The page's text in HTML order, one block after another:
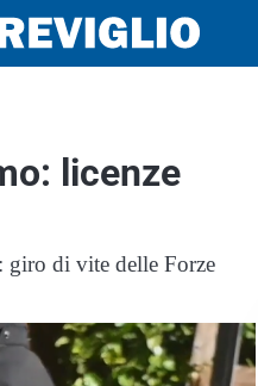
licenze
giro di vite delle Forze